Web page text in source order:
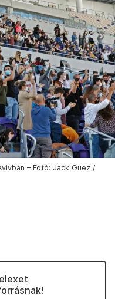
– Fotó: Jack Guez /